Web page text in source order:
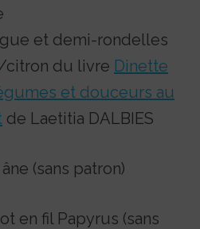
et demi-rondelles
citron du livre Dinette
et douceurs au
de Laetitia DALBIES
(sans patron)
en fil Papyrus (sans